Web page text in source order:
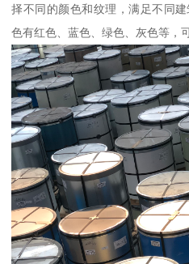
择不同的颜色和纹理，满足不同
色有红色、蓝色、绿色、灰色等，